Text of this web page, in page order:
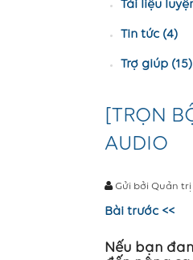
Tài liệu
Tin tức (4)
Trợ giúp (15)
[TRỌN
AUDIO
Gửi bởi Quản
Bài trước <<
Nếu bạn